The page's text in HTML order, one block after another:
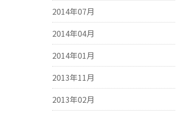
2014年07月
2014年04月
2014年01月
2013年11月
2013年02月